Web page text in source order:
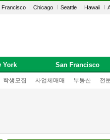
Francisco Chicago Seattle Hawaii
학생모집 사업체매매 부동산 전
York San Francisco